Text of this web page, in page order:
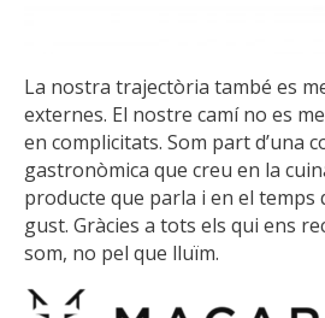
La nostra trajectòria també es
externes. El nostre camí no es
en complicitats. Som part d’una
gastronòmica que creu en la
producte que parla i en el temps
gust. Gràcies a tots els qui ens
som, no pel que lluïm.